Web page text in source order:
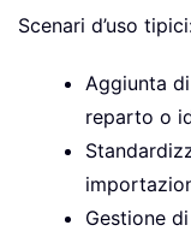
Scenari d’uso
Aggiunta
reparto o
Gestione